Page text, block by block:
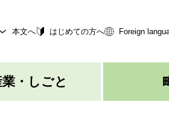
本文へ はじめての方へ Foreign
業・しごと